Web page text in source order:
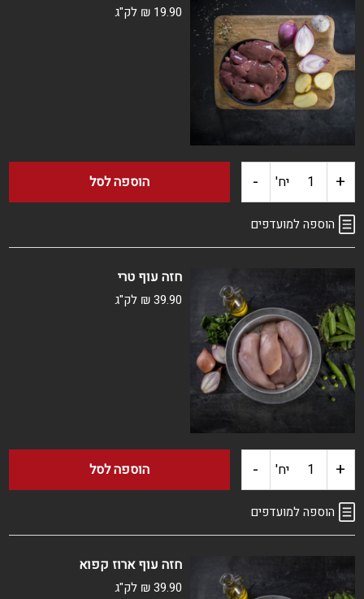
עוף
קפוא
₪ 19.90 לק"ג
+ כמות
של
טרי
ארוז
יח' - הוספה לסל
הוספה למועדפים
חזה עוף טרי
₪39.90 לק"ג
+ כמות
של
יח' - הוספה לסל
הוספה למועדפים
חזה עוף ארוז קפוא
₪39.90 לק"ג